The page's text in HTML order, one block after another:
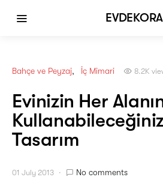
EVDEKORA
Bahçe ve Peyzaj İç Mimari 8.2K
Evinizin Her
Tasarım
01 July 2013 No comments